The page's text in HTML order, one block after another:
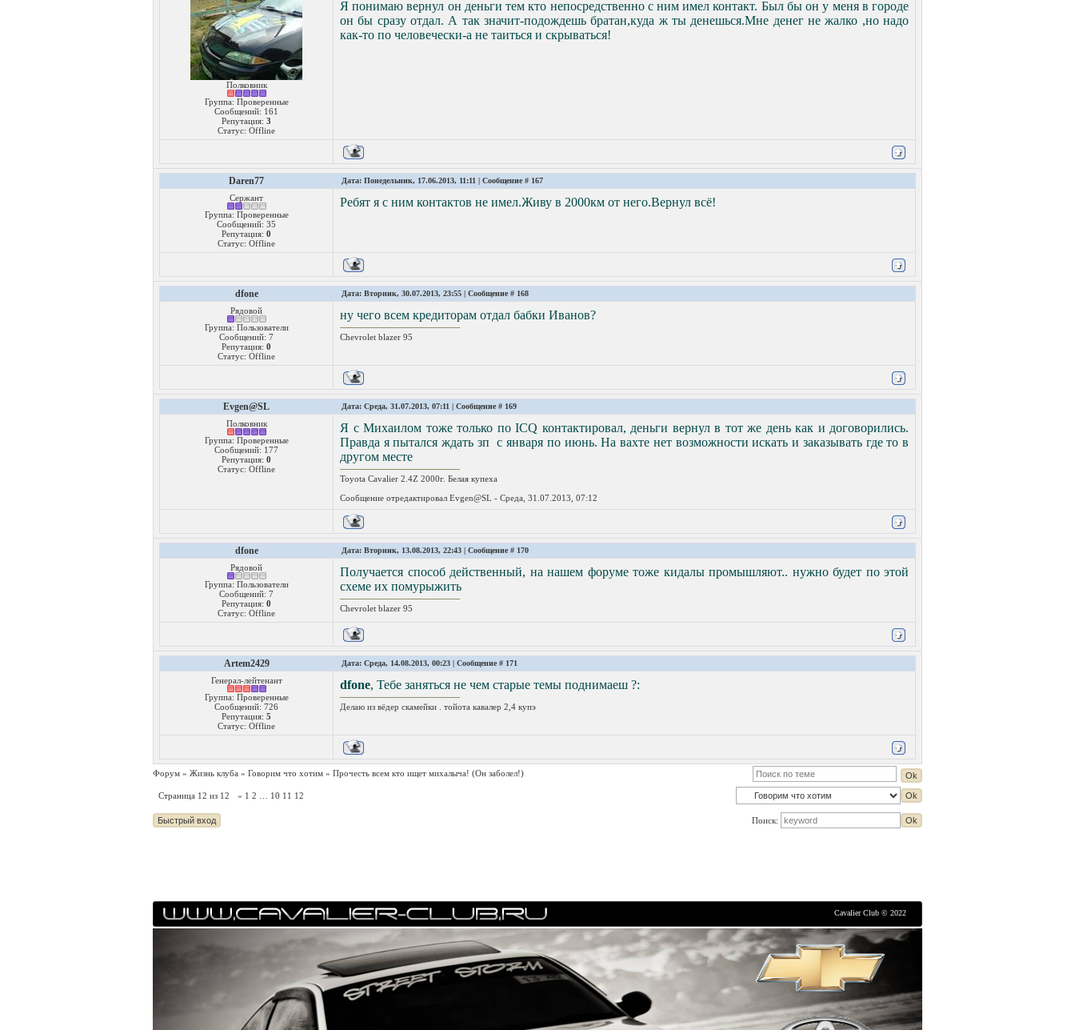
Полковник
Группа: Проверенные
Сообщений: 161
Репутация: 3
Статус: Offline
Я понимаю вернул он деньги тем кто непосредственно с ним имел контакт. Был бы он у меня в городе
он бы сразу отдал. А так значит-подождешь братан,куда ж ты денешься.Мне денег не жалко ,но надо
как-то по человечески-а не таиться и скрываться!
Daren77 Дата: Понедельник, 17.06.2013, 11:11 | Сообщение # 167
Сержант
Группа: Проверенные
Сообщений: 35
Репутация: 0
Статус: Offline
Ребят я с ним контактов не имел.Живу в 2000км от него.Вернул всё!
dfone Дата: Вторник, 30.07.2013, 23:55 | Сообщение # 168
Рядовой
Группа: Пользователи
Сообщений: 7
Репутация: 0
Статус: Offline
ну чего всем кредиторам отдал бабки Иванов?
Chevrolet blazer 95
Evgen@SL Дата: Среда, 31.07.2013, 07:11 | Сообщение # 169
Полковник
Группа: Проверенные
Сообщений: 177
Репутация: 0
Статус: Offline
Я с Михаилом тоже только по ICQ контактировал, деньги вернул в тот же день как и договорились.
Правда я пытался ждать зп с января по июнь. На вахте нет возможности искать и заказывать где то в
другом месте
Toyota Cavalier 2.4Z 2000г. Белая купеха
Сообщение отредактировал Evgen@SL - Среда, 31.07.2013, 07:12
dfone Дата: Вторник, 13.08.2013, 22:43 | Сообщение # 170
Рядовой
Группа: Пользователи
Сообщений: 7
Репутация: 0
Статус: Offline
Получается способ действенный, на нашем форуме тоже кидалы промышляют.. нужно будет по этой
схеме их помурыжить
Chevrolet blazer 95
Artem2429 Дата: Среда, 14.08.2013, 00:23 | Сообщение # 171
Генерал-лейтенант
Группа: Проверенные
Сообщений: 726
Репутация: 5
Статус: Offline
dfone, Тебе заняться не чем старые темы поднимаеш ?:
Делаю из вёдер скамейки . тойота кавалер 2,4 купэ
Форум » Жизнь клуба » Говорим что хотим » Прочесть всем кто ищет михалыча! (Он заболел!)
Страница 12 из 12 « 1 2 10 11 12
Поиск:
Cavalier Club © 2022